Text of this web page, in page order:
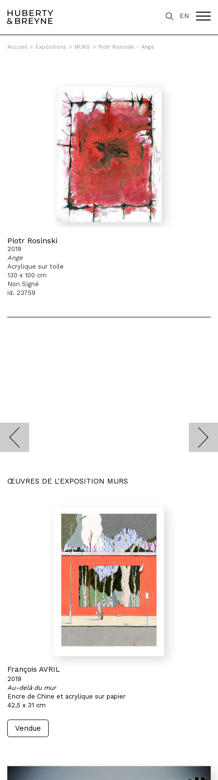
EN
Accueil > Expositions > MURS > Piotr Rosinski - Ange
Piotr Rosinski
2019
Ange
Acrylique sur toile
130 x 100 cm
Non Signé
id. 23759
ŒUVRES DE L'EXPOSITION MURS
François AVRIL
2019
Au-delà du mur
Encre de Chine et acrylique sur papier
42,5 x 31 cm
Vendue